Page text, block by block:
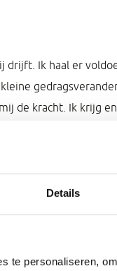
Details
te personaliseren,
drijft. Ik haal er
de kracht. Ik krijg
Ik
opbouwend – met